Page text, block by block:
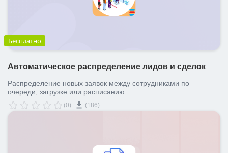
Бесплатно
Автоматическое распределение лидов и сделок
Распределение новых заявок между сотрудниками по
очереди, загрузке или расписанию.
(0) (186)